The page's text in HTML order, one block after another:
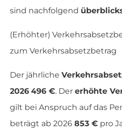
sind nachfolgend
(Erhöhter)
zum Verkehrsabsetzbetrag
Der jährliche
2026 496 €. Der erhöhte
gilt bei Anspruch auf das
beträgt ab 2026 853 € pro